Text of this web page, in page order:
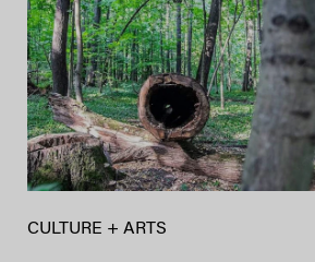
CULTURE + ARTS